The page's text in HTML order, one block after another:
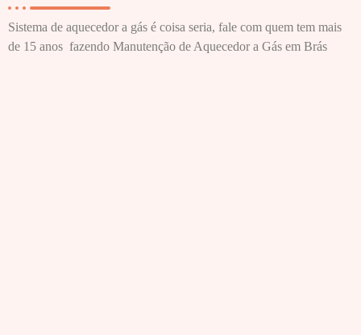
Sistema de aquecedor a gás é coisa seria, fale com quem tem mais
de 15 anos fazendo Manutenção de Aquecedor a Gás em Brás